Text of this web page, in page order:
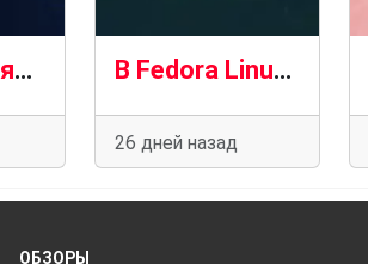
Выпущено ядро ​​Linux 7.2 RC4: стабильный прогресс в условиях «новой нормальности» В Fedora Linux официально появилась версия ядра Linux 7.1
26 дней назад
ОБЗОРЫ